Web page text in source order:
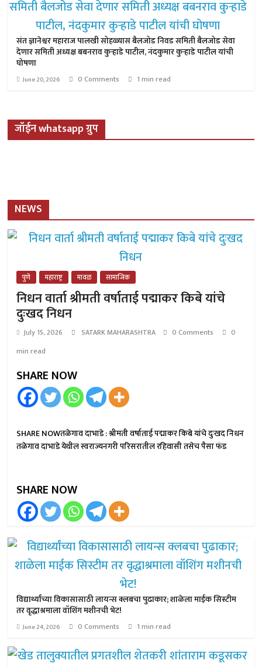
संत ज्ञानेश्वर महाराज पालखी सोहळ्यास बैलजोड निवड समिती बैलजोड सेवा
देणार समिती अध्यक्ष बबनराव कुऱ्हाडे पाटील, नंदकुमार कुऱ्हाडे पाटील यांची
घोषणा
June 20, 2026 0 Comments 1 min read
जॉईन whatsapp ग्रुप
NEWS
पुणे महाराष्ट्र मावळ सामाजिक
निधन वार्ता श्रीमती वर्षाताई पद्माकर किबे यांचे
दुःखद निधन
July 15, 2026 SATARK MAHARASHTRA 0 Comments
0
min read
SHARE NOW
SHARE NOWतळेगाव दाभाडे : श्रीमती वर्षाताई पद्माकर किबे यांचे दुःखद निधन
तळेगाव दाभाडे येथील स्वराज्यनगरी परिसरातील रहिवासी तसेच पैसा फंड
SHARE NOW
विद्यार्थ्यांच्या विकासासाठी लायन्स क्लबचा पुढाकार; शाळेला माईक सिस्टीम
तर वृद्धाश्रमाला वॉशिंग मशीनची भेट!
June 24, 2026 0 Comments 1 min read